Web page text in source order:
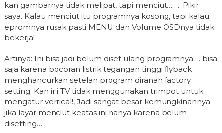
kan gambarnya tidak melipat, tapi menciut…….. Pikir
saya. Kalau menciut itu programnya kosong, tapi kalau
epromnya rusak pasti MENU dan Volume OSDnya tidak
bekerja!
Artinya: Ini bisa jadi belum diset ulang programnya…. bisa
saja karena bocoran listrik tegangan tinggi flyback
menghancurkan setelan program diranah factory
setting. Kan ini TV tidak menggunakan trimpot untuk
mengatur vertical!, Jadi sangat besar kemungkinannya
jika layar menciut keatas ini hanya karena belum
disetting…